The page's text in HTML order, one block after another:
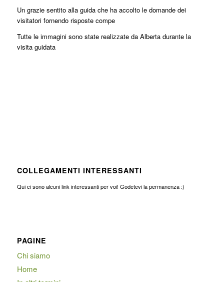
Un grazie sentito alla guida che ha accolto le domande dei
visitatori fornendo risposte compe
Tutte le immagini sono state realizzate da Alberta durante la
visita guidata
COLLEGAMENTI INTERESSANTI
Qui ci sono alcuni link interessanti per voi! Godetevi la permanenza :)
PAGINE
Chi siamo
Home